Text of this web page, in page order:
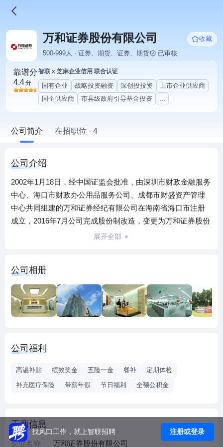
万和证券股份有限公司
收藏
500-999人 · 证券、期货、证券、期货
已审核
靠谱分
4.4分
智联 x 芝麻企业信用 联合认证
国有企业 战略投资融资 深创投投资
上市企业供应商
国企供应商
市县级政府引导基金投资 ...
公司简介 在招职位 · 4
公司介绍
2002年1月18日，经中国证监会批准，由深圳市财政金融服务
中心、海口市财政办公用品服务公司、成都市财盛资产管理
中心共同组建的万和证券经纪有限公司在海南省海口市注册
成立，2016年7月公司完成股份制改造，变更为万和证券股份
本22.73亿元，已成长为一家由国信证券股份有限公司控股的
全牌照综合类券商。
展开全部
公司相册
公司福利
高温补贴 绩效奖金 五险一金 餐补
定期体检
补充医疗保险
带薪年假 节日福利 全额公积金
工商信息
企业名称 万和证券股份有限公司
找风口工作，就上智联招聘 注册或登录